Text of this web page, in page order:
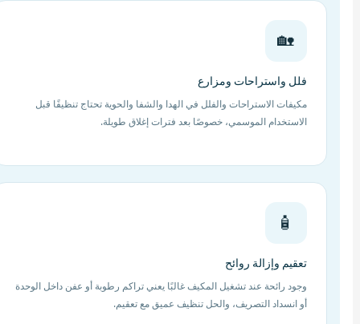
🏡
فلل واستراحات ومزارع
مكيفات الاستراحات والفلل في الهدا والشفا والحوية تحتاج تنظيفًا قبل
الاستخدام الموسمي، خصوصًا بعد فترات إغلاق طويلة.
🧴
تعقيم وإزالة روائح
وجود رائحة عند تشغيل المكيف غالبًا يعني تراكم رطوبة أو عفن داخل الوحدة
أو انسداد التصريف، والحل تنظيف عميق مع تعقيم.